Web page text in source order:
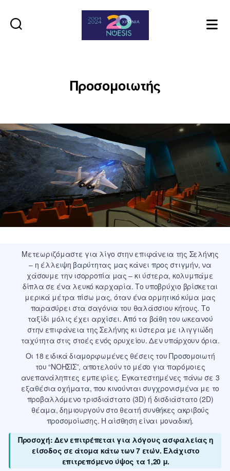
Προσομοιωτής
Μετεωριζόμαστε για λίγο στην επιφάνεια της Σελήνης
– η έλλειψη βαρύτητας μας κάνει προς στιγμήν, να
χάσουμε την ισορροπία μας – κι ύστερα, κολυμπάμε
δίπλα σε ένα λευκό καρχαρία. Το υποβρύχιο βρίσκεται
μερικά μέτρα πίσω μας, όταν ένα ορμητικό κύμα μας
παρασύρει στα σαγόνια του θαλάσσιου κήτους. Το
ταξίδι μόλις έχει αρχίσει. Από τα βάθη του ωκεανού
στην επιφάνεια της Σελήνης κι ύστερα με ιλιγγιώδη
ταχύτητα στις στοές ενός ορυχείου. Δεν υπάρχουν όρια.
Οι 18 ειδικά διαμορφωμένες θέσεις του Προσομοιωτή
του “ΝΟΗΣΙΣ”, αποτελούν το μέσο για παρόμοιες
ανεπανάληπτες εμπειρίες. Εγκατεστημένες πάνω σε 3
εξαθέσια οχήματα, που κινούνται συγχρονισμένα με το
προβαλλόμενο τρισδιάστατο (3D) ή δισδιάστατο (2D)
θέαμα, δημιουργούν στο θεατή συνθήκες ακριβούς
προσομοίωσης. Η αίσθηση είναι μοναδική.
Προσοχή: Δεν επιτρέπεται για λόγους ασφαλείας η
είσοδος σε άτομα κάτω των 7 ετών. Ελάχιστο
επιτρεπόμενο ύψος τα 1,20 μ.